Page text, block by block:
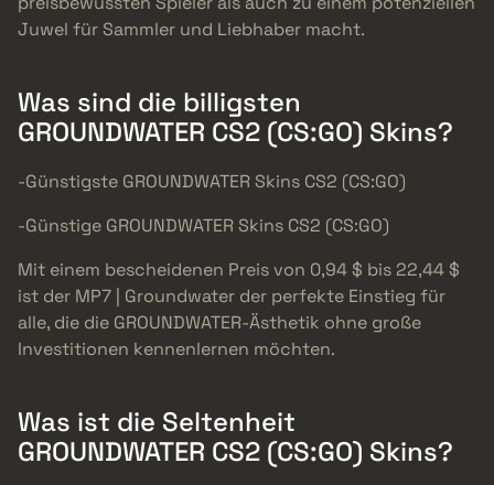
Juwel für Sammler und Liebhaber macht.
Was sind die billigsten
GROUNDWATER CS2 (CS:GO) Skins?
-Günstigste GROUNDWATER Skins CS2 (CS:GO)
-Günstige GROUNDWATER Skins CS2 (CS:GO)
Mit einem bescheidenen Preis von 0,94 $ bis 22,44 $
ist der MP7 | Groundwater der perfekte Einstieg für
alle, die die GROUNDWATER-Ästhetik ohne große
Investitionen kennenlernen möchten.
Was ist die Seltenheit
GROUNDWATER CS2 (CS:GO) Skins?